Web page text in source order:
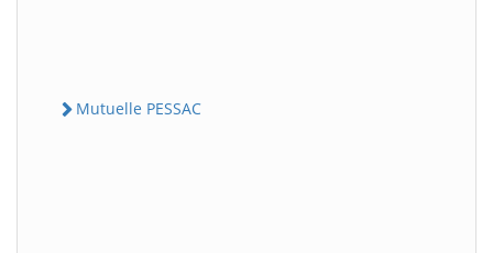
Mutuelle PESSAC